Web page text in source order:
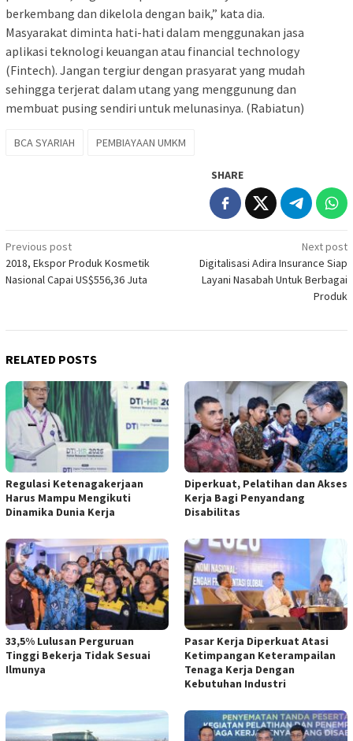
berkembang dan dikelola dengan baik,” kata dia.
Masyarakat diminta hati-hati dalam menggunakan jasa
aplikasi teknologi keuangan atau financial technology
(Fintech). Jangan tergiur dengan prasyarat yang mudah
sehingga terjerat dalam utang yang menggunung dan
membuat pusing sendiri untuk melunasinya. (Rabiatun)
BCA SYARIAH PEMBIAYAAN UMKM
SHARE
Post
navigation
Previous post
2018, Ekspor Produk Kosmetik
Nasional Capai US$556,36 Juta
Next post
Digitalisasi Adira Insurance Siap
Layani Nasabah Untuk Berbagai
Produk
RELATED POSTS
Regulasi Ketenagakerjaan
Harus Mampu Mengikuti
Dinamika Dunia Kerja
Diperkuat, Pelatihan dan Akses
Kerja Bagi Penyandang
Disabilitas
33,5% Lulusan Perguruan
Tinggi Bekerja Tidak Sesuai
Ilmunya
Pasar Kerja Diperkuat Atasi
Ketimpangan Keterampailan
Tenaga Kerja Dengan
Kebutuhan Industri